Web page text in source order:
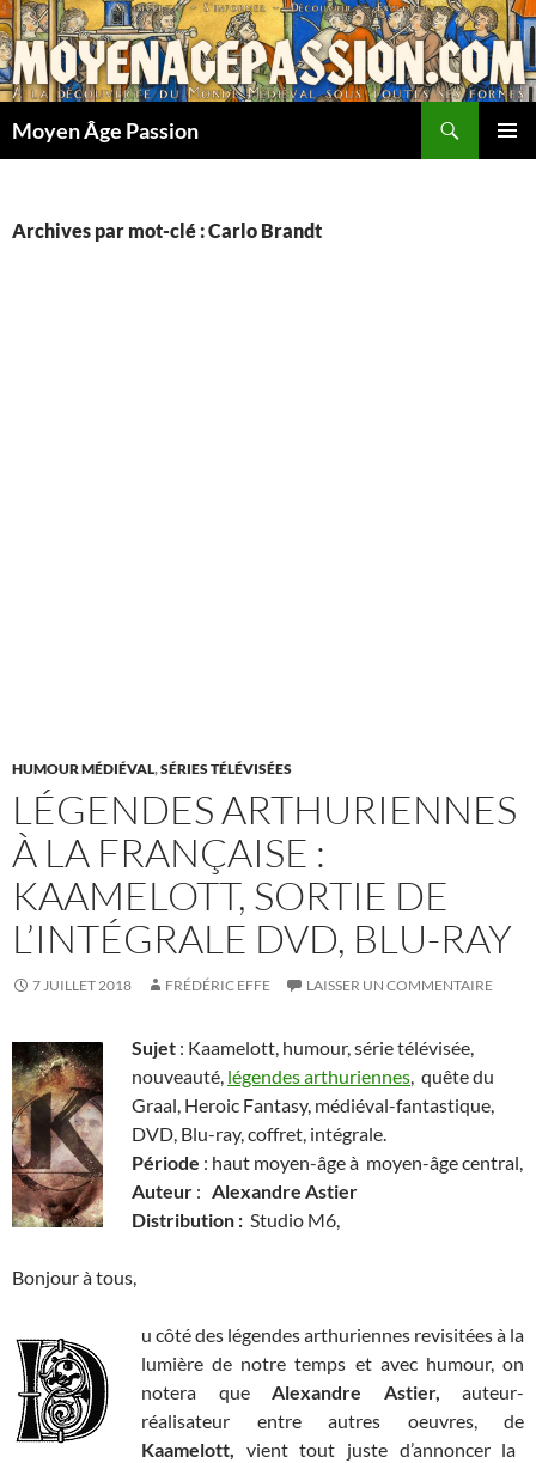
Aller
au
contenu
Moyen Âge Passion
Archives par mot-clé : Carlo Brandt
HUMOUR MÉDIÉVAL,SÉRIES TÉLÉVISÉES
LÉGENDES ARTHURIENNES
À LA FRANÇAISE :
KAAMELOTT, SORTIE DE
L’INTÉGRALE DVD, BLU-RAY
7 JUILLET 2018 FRÉDÉRIC EFFE LAISSER UN COMMENTAIRE
Sujet : Kaamelott, humour, série télévisée,
nouveauté, légendes arthuriennes, quête du
Graal, Heroic Fantasy, médiéval-fantastique,
DVD, Blu-ray, coffret, intégrale.
Période : haut moyen-âge à moyen-âge central,
Auteur : Alexandre Astier
Distribution : Studio M6,
Bonjour à tous,
u côté des légendes arthuriennes revisitées à la
lumière de notre temps et avec humour, on
notera que Alexandre Astier, auteur-
réalisateur entre autres oeuvres, de
Kaamelott, vient tout juste d’annoncer la